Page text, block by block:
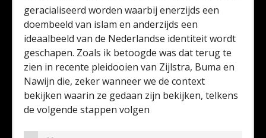
geracialiseerd worden waarbij enerzijds een
doembeeld van islam en anderzijds een
ideaalbeeld van de Nederlandse identiteit wordt
geschapen. Zoals ik betoogde was dat terug te
zien in recente pleidooien van Zijlstra, Buma en
Nawijn die, zeker wanneer we de context
bekijken waarin ze gedaan zijn bekijken, telkens
de volgende stappen volgen